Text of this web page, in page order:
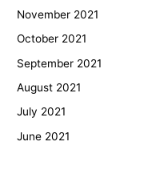
November 2021
October 2021
September 2021
August 2021
July 2021
June 2021